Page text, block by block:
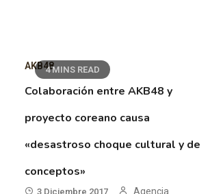
4 MINS READ
AKB48
Colaboración entre AKB48 y
proyecto coreano causa
«desastroso choque cultural y de
conceptos»
3 Diciembre 2017
Agencia